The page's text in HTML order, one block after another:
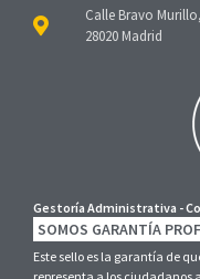
Calle Bravo
28020 Madrid
Gestoría Administrativa -
SOMOS GARANTÍA
Este sello es la garantía de